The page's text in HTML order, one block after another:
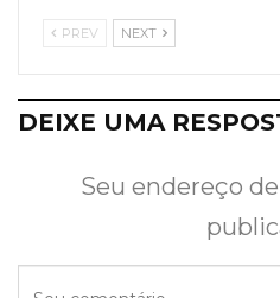
PREV NEXT
DEIXE UMA
Seu endereço